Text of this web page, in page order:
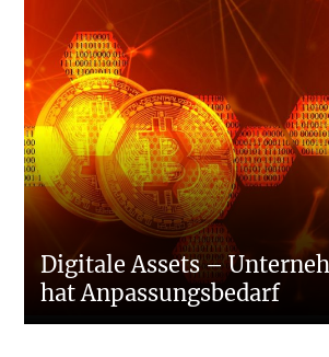
Digitale Assets –
hat Anpassungsbedarf